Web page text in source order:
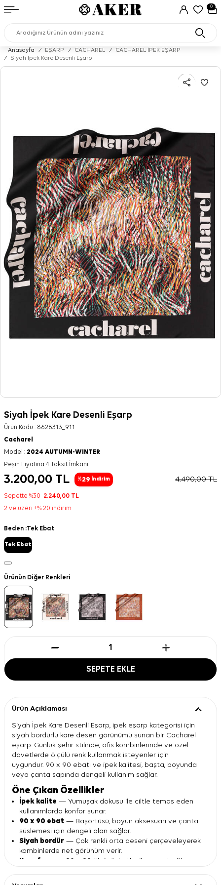
0
Anasayfa / EŞARP / CACHAREL /
CACHAREL İPEK EŞARP
/
Siyah İpek Kare Desenli Eşarp
Siyah İpek Kare Desenli Eşarp
Ürün Kodu : 8628313_911
Cacharel
Model : 2024 AUTUMN-WINTER
Peşin Fiyatına 4 Taksit İmkanı
3.200,00 TL %29 İndirim 4.490,00TL
Sepette %30 2.240,00 TL
2 ve üzeri +% 20 indirim
Beden :Tek Ebat
Tek Ebat
Ürünün Diğer Renkleri
SEPETE EKLE
Ürün Açıklaması
Siyah İpek Kare Desenli Eşarp, ipek eşarp kategorisi için
siyah bordürlü kare desen görünümü sunan bir Cacharel
eşarp. Günlük şehir stilinde, ofis kombinlerinde ve özel
davetlerde ölçülü renk kullanmak isteyenler için
uygundur. 90 x 90 ebatı ve ipek kalitesi, başta, boyunda
veya çanta sapında dengeli kullanım sağlar.
Öne Çıkan Özellikler
İpek kalite — Yumuşak dokusu ile ciltle temas eden
kullanımlarda konfor sunar.
90 x 90 ebat — Başörtüsü, boyun aksesuarı ve çanta
süslemesi için dengeli alan sağlar.
Siyah bordür — Çok renkli orta deseni çerçeveleyerek
kombinlerde net görünüm verir.
Kare form
— 90 x 90 ölçüsüyle klasik eşarp bağlama